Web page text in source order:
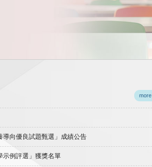
more
導向優良試題甄選」成績公告
示例評選」獲獎名單